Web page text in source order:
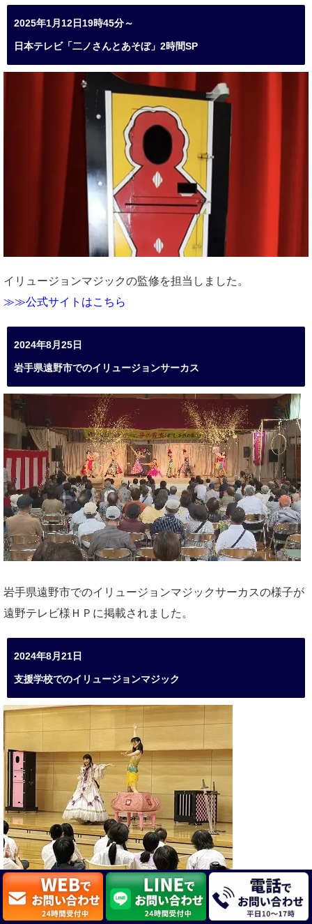
2025年1月12日19時45分～
日本テレビ「二ノさんとあそぼ」2時間SP
イリュージョンマジックの監修を担当しました。
≫≫公式サイトはこちら
2024年8月25日
岩手県遠野市でのイリュージョンサーカス
岩手県遠野市でのイリュージョンマジックサーカスの様子が
遠野テレビ様ＨＰに掲載されました。
2024年8月21日
支援学校でのイリュージョンマジック